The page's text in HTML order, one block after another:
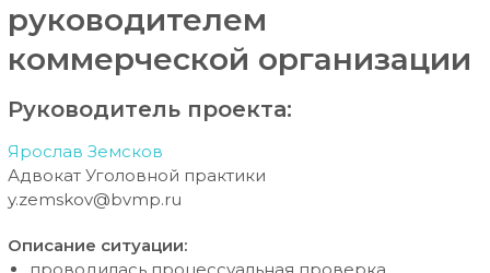
руководителем
коммерческой организации
Руководитель проекта:
Ярослав Земсков
Адвокат Уголовной практики
y.zemskov@bvmp.ru
Описание ситуации: